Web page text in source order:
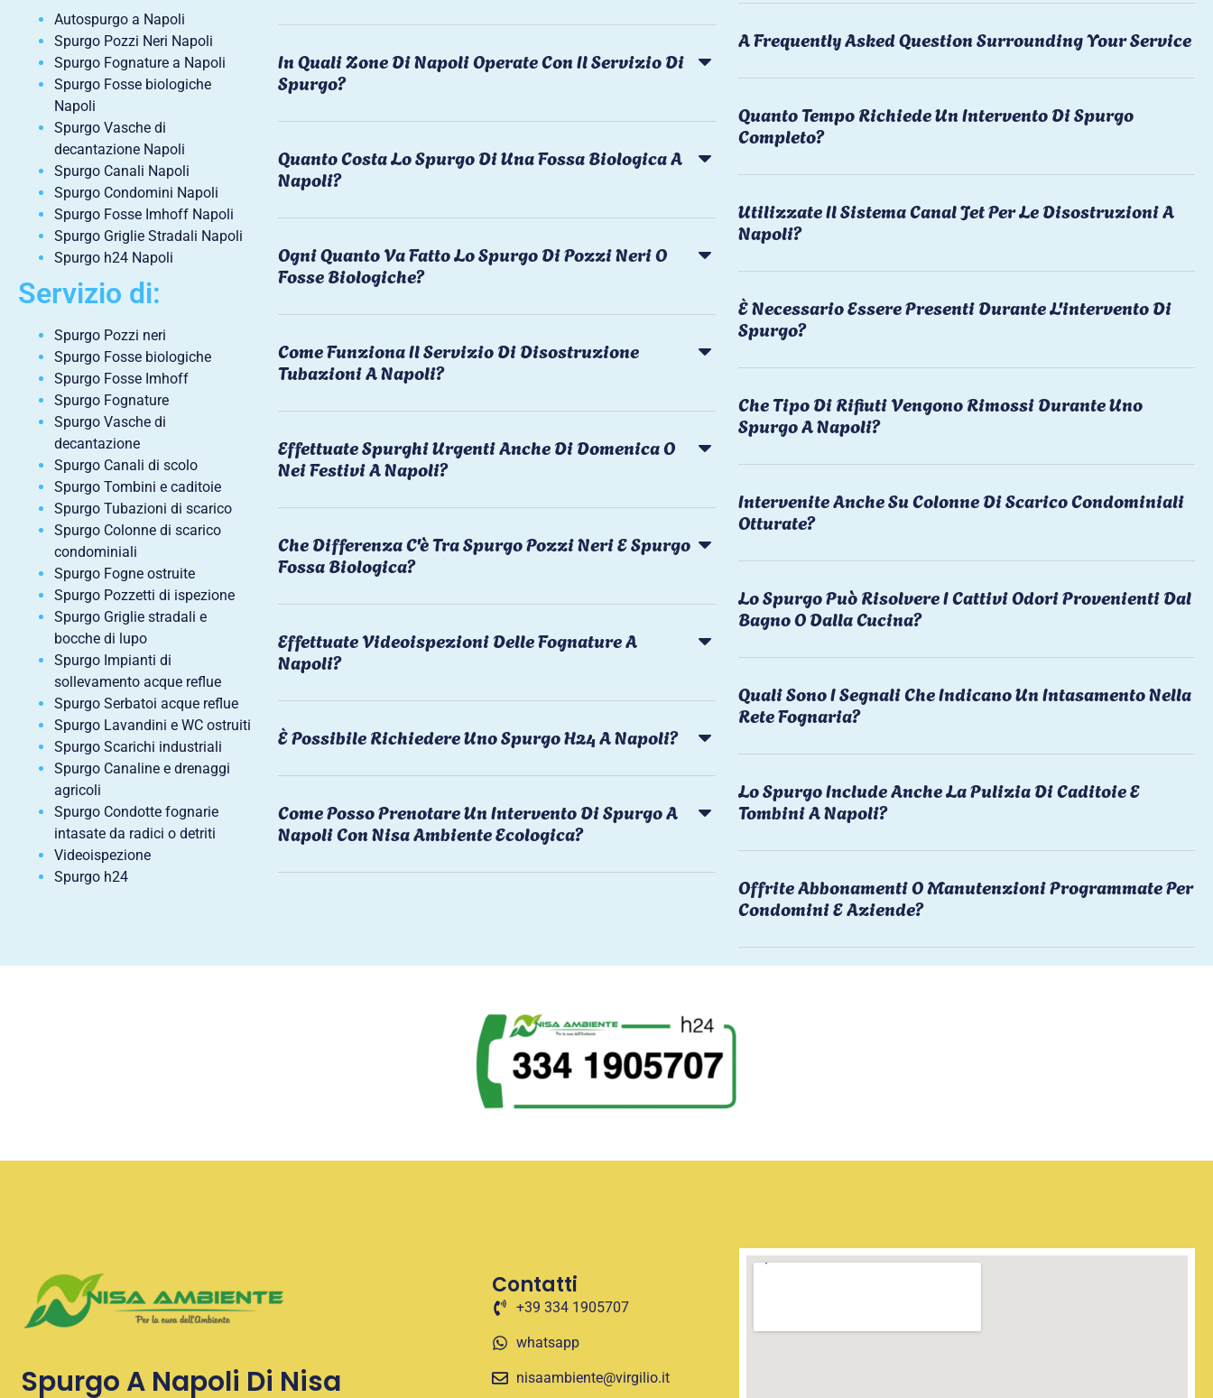
Autospurgo a Napoli
Spurgo Pozzi Neri Napoli
Spurgo Fognature a Napoli
Spurgo Fosse biologiche
Napoli
Spurgo Vasche di
decantazione Napoli
Spurgo Canali Napoli
Spurgo Condomini Napoli
Spurgo Fosse Imhoff Napoli
Spurgo Griglie Stradali Napoli
Spurgo h24 Napoli
Servizio di:
Spurgo Pozzi neri
Spurgo Fosse biologiche
Spurgo Fosse Imhoff
Spurgo Fognature
Spurgo Vasche di
decantazione
Spurgo Canali di scolo
Spurgo Tombini e caditoie
Spurgo Tubazioni di scarico
Spurgo Colonne di scarico
condominiali
Spurgo Fogne ostruite
Spurgo Pozzetti di ispezione
Spurgo Griglie stradali e
bocche di lupo
Spurgo Impianti di
sollevamento acque reflue
Spurgo Serbatoi acque reflue
Spurgo Lavandini e WC ostruiti
Spurgo Scarichi industriali
Spurgo Canaline e drenaggi
agricoli
Spurgo Condotte fognarie
intasate da radici o detriti
Videoispezione
Spurgo h24
In Quali Zone Di Napoli Operate Con Il Servizio Di
Spurgo?
Quanto Costa Lo Spurgo Di Una Fossa Biologica A
Napoli?
Ogni Quanto Va Fatto Lo Spurgo Di Pozzi Neri O
Fosse Biologiche?
Come Funziona Il Servizio Di Disostruzione
Tubazioni A Napoli?
Effettuate Spurghi Urgenti Anche Di Domenica O
Nei Festivi A Napoli?
Che Differenza C'è Tra Spurgo Pozzi Neri E Spurgo
Fossa Biologica?
Effettuate Videoispezioni Delle Fognature A
Napoli?
È Possibile Richiedere Uno Spurgo H24 A Napoli?
Come Posso Prenotare Un Intervento Di Spurgo A
Napoli Con Nisa Ambiente Ecologica?
A Frequently Asked Question Surrounding Your Service
Quanto Tempo Richiede Un Intervento Di Spurgo
Completo?
Utilizzate Il Sistema Canal Jet Per Le Disostruzioni A
Napoli?
È Necessario Essere Presenti Durante L'intervento Di
Spurgo?
Che Tipo Di Rifiuti Vengono Rimossi Durante Uno
Spurgo A Napoli?
Intervenite Anche Su Colonne Di Scarico Condominiali
Otturate?
Lo Spurgo Può Risolvere I Cattivi Odori Provenienti Dal
Bagno O Dalla Cucina?
Quali Sono I Segnali Che Indicano Un Intasamento Nella
Rete Fognaria?
Lo Spurgo Include Anche La Pulizia Di Caditoie E
Tombini A Napoli?
Offrite Abbonamenti O Manutenzioni Programmate Per
Condomini E Aziende?
Spurgo A Napoli Di Nisa
Contatti
+39 334 1905707
whatsapp
nisaambiente@virgilio.it